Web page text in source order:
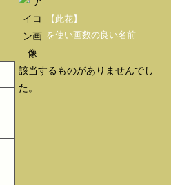
【此花】
を使い画数の良い名前
該当するものがありませんでし
た。